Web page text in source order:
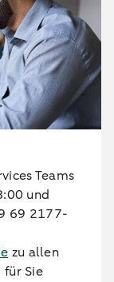
Teams
und
69 2177-
zu allen
für Sie